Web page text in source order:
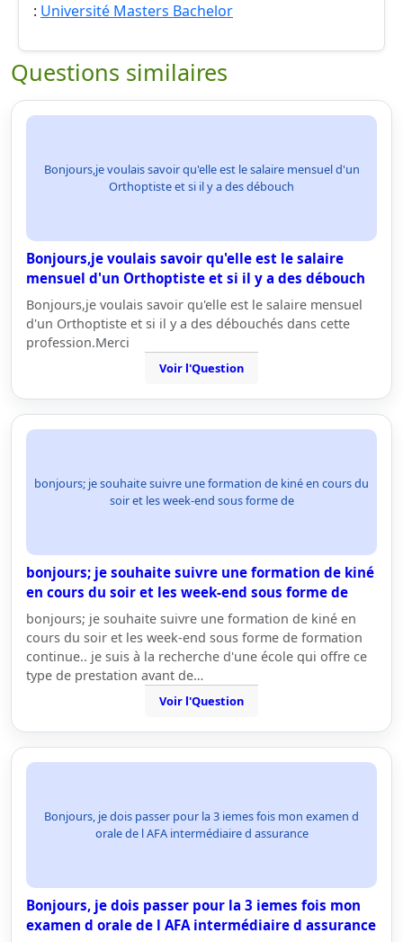
: Université Masters Bachelor
Questions similaires
Bonjours,je voulais savoir qu'elle est le salaire mensuel d'un
Orthoptiste et si il y a des débouch
Bonjours,je voulais savoir qu'elle est le salaire
mensuel d'un Orthoptiste et si il y a des débouch
Bonjours,je voulais savoir qu'elle est le salaire mensuel
d'un Orthoptiste et si il y a des débouchés dans cette
profession.Merci
Voir l'Question
bonjours; je souhaite suivre une formation de kiné en cours du
soir et les week-end sous forme de
bonjours; je souhaite suivre une formation de kiné
en cours du soir et les week-end sous forme de
bonjours; je souhaite suivre une formation de kiné en
cours du soir et les week-end sous forme de formation
continue.. je suis à la recherche d'une école qui offre ce
type de prestation avant de…
Voir l'Question
Bonjours, je dois passer pour la 3 iemes fois mon examen d
orale de l AFA intermédiaire d assurance
Bonjours, je dois passer pour la 3 iemes fois mon
examen d orale de l AFA intermédiaire d assurance